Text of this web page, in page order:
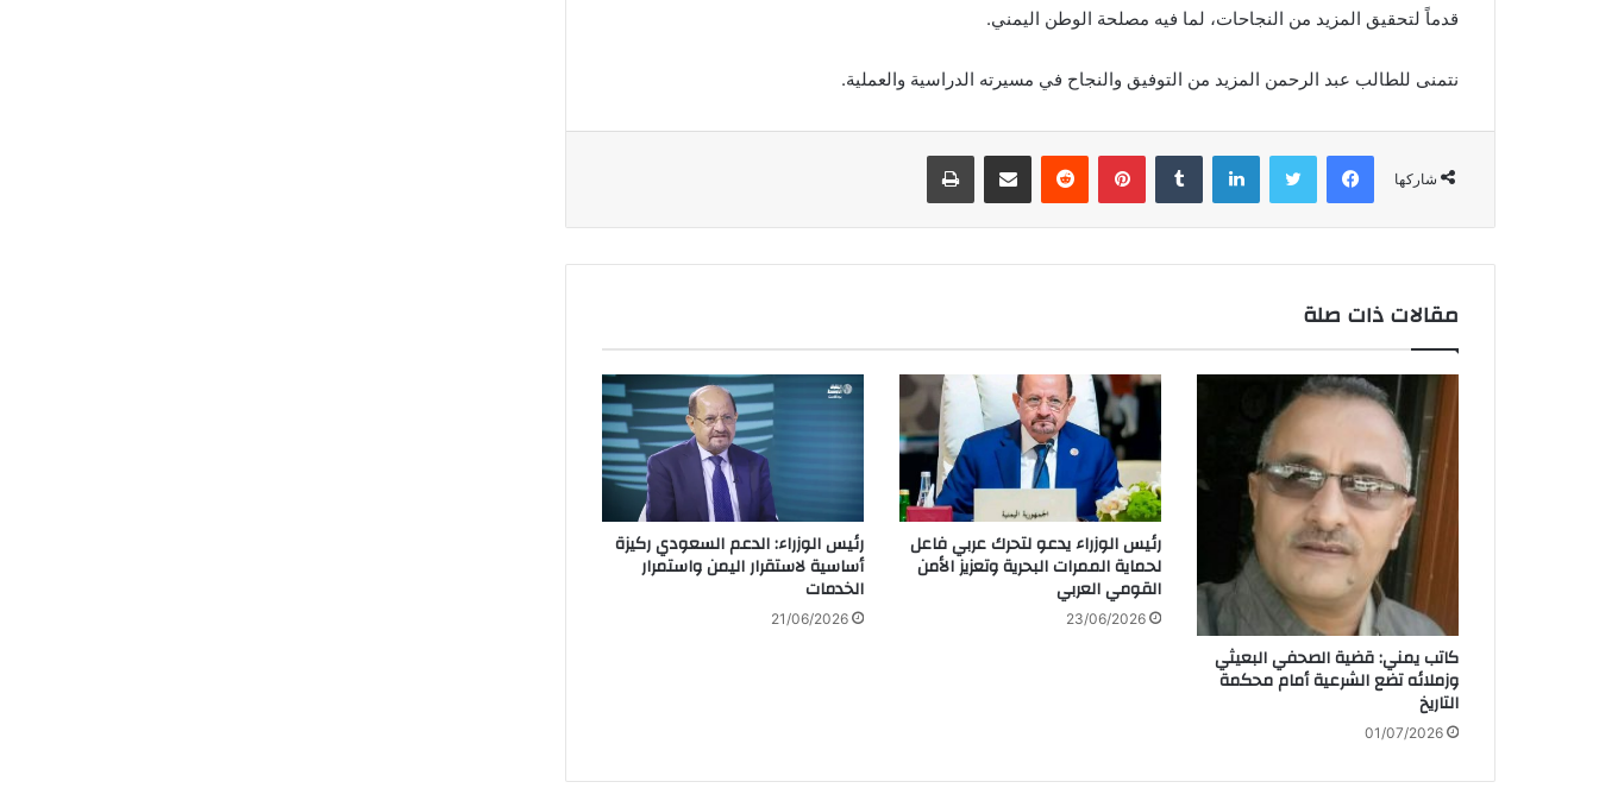
قدماً لتحقيق المزيد من النجاحات، لما فيه مصلحة الوطن اليمني.
نتمنى للطالب عبد الرحمن المزيد من التوفيق والنجاح في مسيرته الدراسية والعملية.
شاركها
فيسبوك لينكدإن بينتيريست
مقالات ذات صلة
كاتب يمني: قضية الصحفي البعيثي
وزملائه تضع الشرعية أمام محكمة
التاريخ
01/07/2026
رئيس الوزراء يدعو لتحرك عربي فاعل
لحماية الممرات البحرية وتعزيز الأمن
القومي العربي
23/06/2026
رئيس الوزراء: الدعم السعودي ركيزة
أساسية لاستقرار اليمن واستمرار
الخدمات
21/06/2026